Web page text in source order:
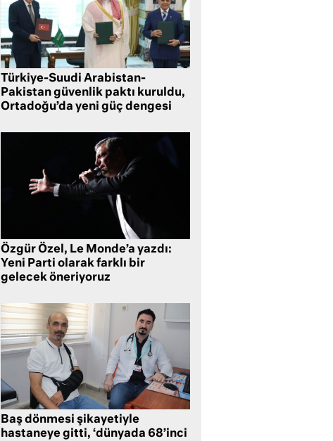
Türkiye-Suudi Arabistan-
Pakistan güvenlik paktı kuruldu,
Ortadoğu’da yeni güç dengesi
Özgür Özel, Le Monde’a yazdı:
Yeni Parti olarak farklı bir
gelecek öneriyoruz
Baş dönmesi şikayetiyle
hastaneye gitti, ‘dünyada 68’inci